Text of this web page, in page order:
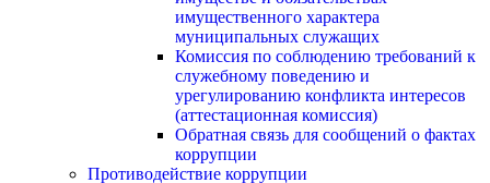
имущественного характера
муниципальных служащих
Комиссия по соблюдению требований к
служебному поведению и
урегулированию конфликта интересов
(аттестационная комиссия)
Обратная связь для сообщений о фактах
коррупции
Противодействие коррупции